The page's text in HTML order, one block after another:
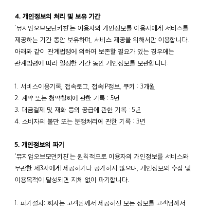
4. 개인정보의 처리 및 보유 기간
‘뮤지엄오브모던키친’는 이용자의 개인정보를 이용자에게 서비스를
제공하는 기간 동안 보유하며, 서비스 제공을 위해서만 이용합니다.
아래와 같이 관계법령에 의하여 보존할 필요가 있는 경우에는
관계법령에 따라 일정한 기간 동안 개인정보를 보관합니다.
1. 서비스이용기록, 접속로그, 접속IP정보, 쿠키 : 3개월
2. 계약 또는 청약철회에 관한 기록 : 5년
3. 대금결제 및 재화 등의 공급에 관한 기록 : 5년
4. 소비자의 불만 또는 분쟁처리에 관한 기록 : 3년
5. 개인정보의 파기
‘뮤지엄오브모던키친’는 원칙적으로 이용자의 개인정보를 서비스와
무관한 제3자에게 제공하거나 공개하지 않으며, 개인정보의 수집 및
이용목적이 달성되면 지체 없이 파기합니다.
1. 파기절차: 회사는 고객님께서 제공하신 모든 정보를 고객님께서